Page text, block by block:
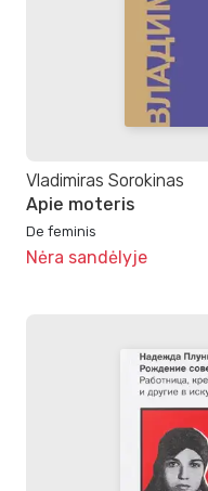
Vladimiras Sorokinas
Apie moteris
De feminis
Nėra sandėlyje